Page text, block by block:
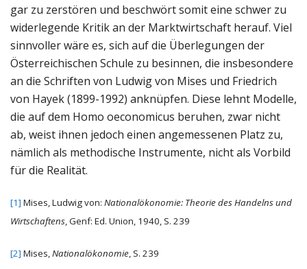
gar zu zerstören und beschwört somit eine schwer zu
widerlegende Kritik an der Marktwirtschaft herauf. Viel
sinnvoller wäre es, sich auf die Überlegungen der
Österreichischen Schule zu besinnen, die insbesondere
an die Schriften von Ludwig von Mises und Friedrich
von Hayek (1899-1992) anknüpfen. Diese lehnt Modelle,
die auf dem Homo oeconomicus beruhen, zwar nicht
ab, weist ihnen jedoch einen angemessenen Platz zu,
nämlich als methodische Instrumente, nicht als Vorbild
für die Realität.
[1] Mises, Ludwig von: Nationalökonomie: Theorie des Handelns und
Wirtschaftens, Genf: Ed. Union, 1940, S. 239
[2] Mises,Nationalökonomie, S. 239